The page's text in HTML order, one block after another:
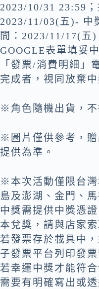
2023/10/31 23:59；
2023/11/03(五)- 中
間：2023/11/17(五
GOOGLE表單填妥
「發票/消費明細」
完成者，視同放棄
※角色隨機出貨，不
※圖片僅供參考，
提供為準。
※本次活動僅限台
島及澎湖、金門、
中獎需提供中獎憑
本兌獎，請與店家
若發票存於載具中
子發票平台列印發
若幸運中獎才能符
需要有明確寫出或